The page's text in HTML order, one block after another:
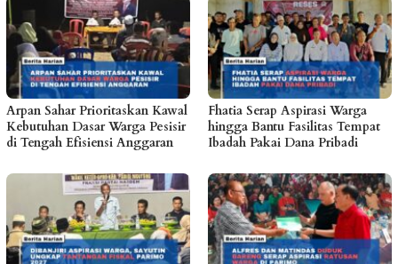
Arpan Sahar Prioritaskan Kawal
Kebutuhan Dasar Warga Pesisir
di Tengah Efisiensi Anggaran
Fhatia Serap Aspirasi Warga
hingga Bantu Fasilitas Tempat
Ibadah Pakai Dana Pribadi